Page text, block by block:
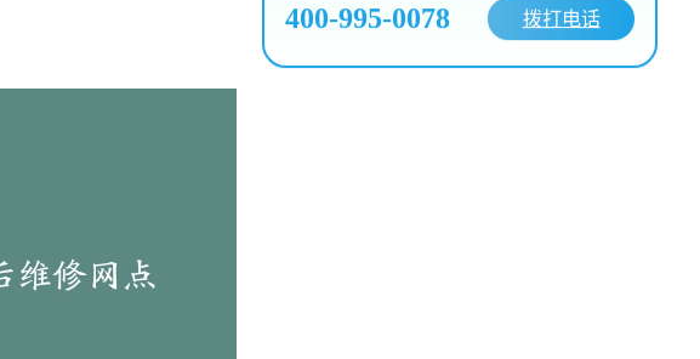
400-995-0078 拨打电话